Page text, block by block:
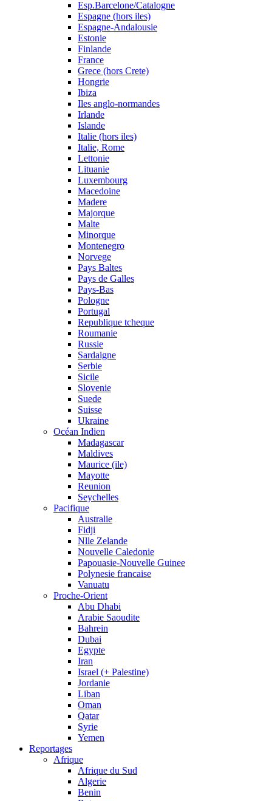
Esp.Barcelone/Catalogne
Espagne (hors iles)
Espagne-Andalousie
Estonie
Finlande
France
Grece (hors Crete)
Hongrie
Ibiza
Iles anglo-normandes
Irlande
Islande
Italie (hors iles)
Italie, Rome
Lettonie
Lituanie
Luxembourg
Macedoine
Madere
Majorque
Malte
Minorque
Montenegro
Norvege
Pays Baltes
Pays de Galles
Pays-Bas
Pologne
Portugal
Republique tcheque
Roumanie
Russie
Sardaigne
Serbie
Sicile
Slovenie
Suede
Suisse
Ukraine
Océan Indien
Madagascar
Maldives
Maurice (ile)
Mayotte
Reunion
Seychelles
Pacifique
Australie
Fidji
Nlle Zelande
Nouvelle Caledonie
Papouasie-Nouvelle Guinee
Polynesie francaise
Vanuatu
Proche-Orient
Abu Dhabi
Arabie Saoudite
Bahrein
Dubai
Egypte
Iran
Israel (+ Palestine)
Jordanie
Liban
Oman
Qatar
Syrie
Yemen
Reportages
Afrique
Afrique du Sud
Algerie
Benin